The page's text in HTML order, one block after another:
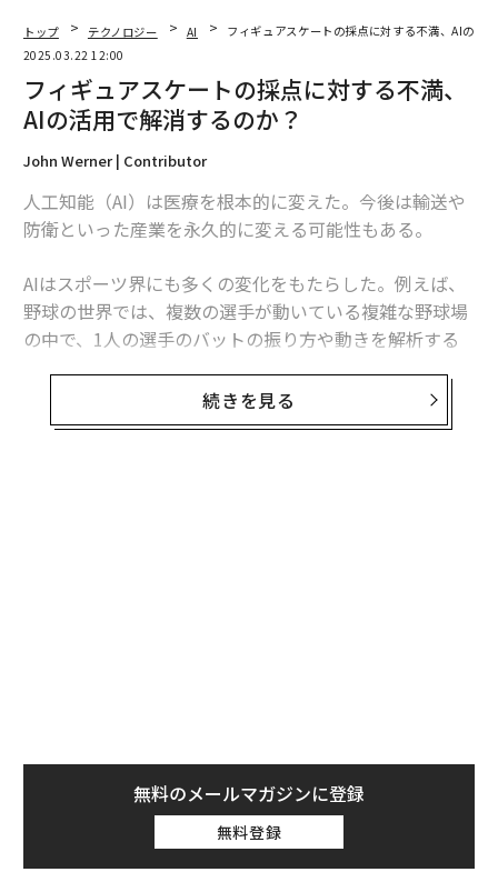
トップ テクノロジー AI
フィギュアスケートの採点に対する不満、AIの活
2025.03.22 12:00
フィギュアスケートの採点に対する不満、
AIの活用で解消するのか？
John Werner | Contributor
人工知能（AI）は医療を根本的に変えた。今後は輸送や
防衛といった産業を永久的に変える可能性もある。
AIはスポーツ界にも多くの変化をもたらした。例えば、
野球の世界では、複数の選手が動いている複雑な野球場
の中で、1人の選手のバットの振り方や動きを解析する
記録し、データセンターに送信している。外野で木の葉
が1枚でも舞えば、AIが感知する。
続きを見る
無料のメールマガジンに登録
無料登録